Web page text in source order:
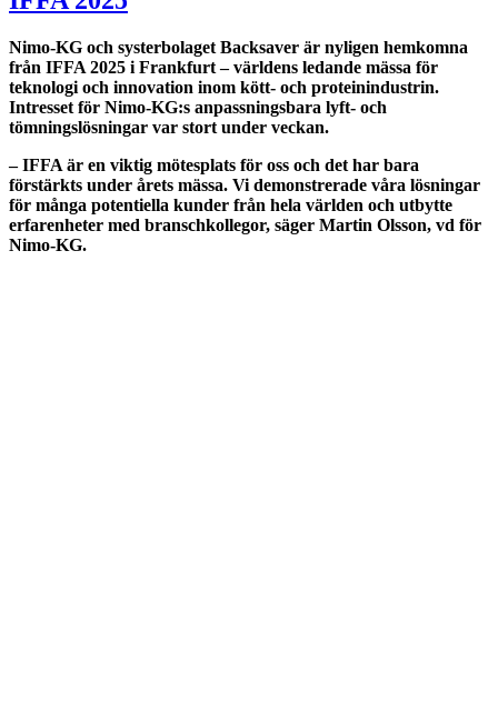
Nimo-KG och systerbolaget Backsaver är nyligen hemkomna
från IFFA 2025 i Frankfurt – världens ledande mässa för
teknologi och innovation inom kött- och proteinindustrin.
Intresset för Nimo-KG:s anpassningsbara lyft- och
tömningslösningar var stort under veckan.
– IFFA är en viktig mötesplats för oss och det har bara
förstärkts under årets mässa. Vi demonstrerade våra lösningar
för många potentiella kunder från hela världen och utbytte
erfarenheter med branschkollegor, säger Martin Olsson, vd för
Nimo-KG.